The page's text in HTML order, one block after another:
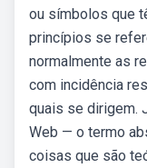
ou símbolos que
princípios se
normalmente as
com incidência
quais se dirigem.
Web — o termo
coisas que são